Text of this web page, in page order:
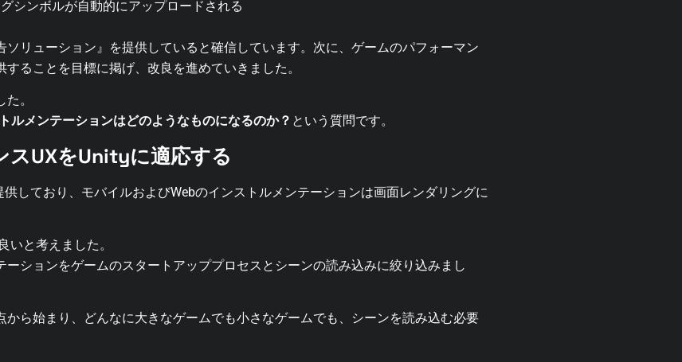
シンボルが自動的にアップロードされる
リューション』を提供していると確信しています。次に、ゲームのパフォーマン
ることを目標に掲げ、改良を進めていきました。
。
ルメンテーションはどのようなものになるのか？ という質問です。
UXをUnityに適応する
しており、モバイルおよびWebのインストルメンテーションは画面レンダリングに
いと考えました。
ションをゲームのスタートアッププロセスとシーンの読み込みに絞り込みまし
ら始まり、どんなに大きなゲームでも小さなゲームでも、シーンを読み込む必要